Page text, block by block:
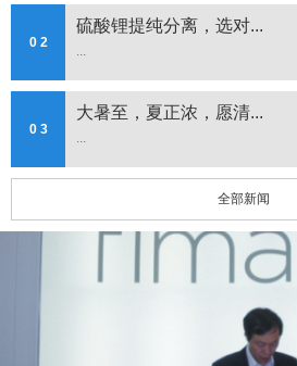
0 2
硫酸锂提纯分离，选对...
...
0 3
大暑至，夏正浓，愿清...
...
全部新闻